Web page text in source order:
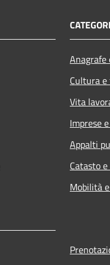
Cultura
Vita
Imprese
Appalti
Catasto
Mobilità